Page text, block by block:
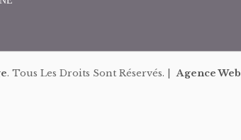
. Tous Les Droits Sont Réservés. |Agence Web